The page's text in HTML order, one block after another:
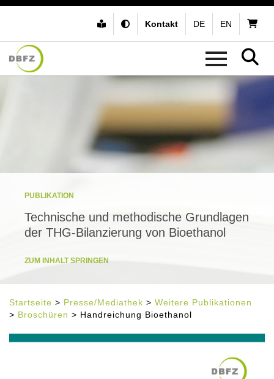
Kontakt DE EN
PUBLIKATION
Technische und methodische Grundlagen
der THG-Bilanzierung von Bioethanol
ZUM INHALT SPRINGEN
Startseite > Presse/Mediathek > Weitere Publikationen
> Broschüren > Handreichung Bioethanol